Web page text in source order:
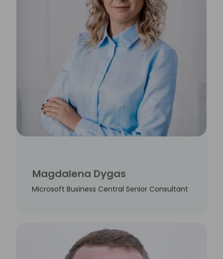
Magdalena Dygas
Microsoft Business Central Senior Consultant